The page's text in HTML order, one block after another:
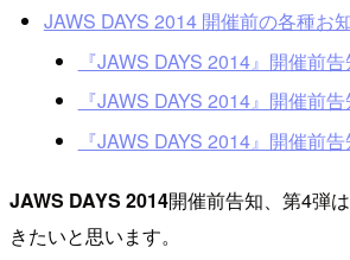
JAWS DAYS 2014 開催前の各種お
『JAWS DAYS 2014』開催前
『JAWS DAYS 2014』開催前
『JAWS DAYS 2014』開催前
JAWS DAYS 2014開催前告知、第4弾
きたいと思います。